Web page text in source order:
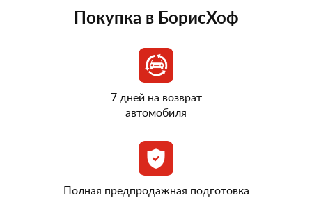
Покупка в БорисХоф
7 дней на возврат
автомобиля
Полная предпродажная подготовка